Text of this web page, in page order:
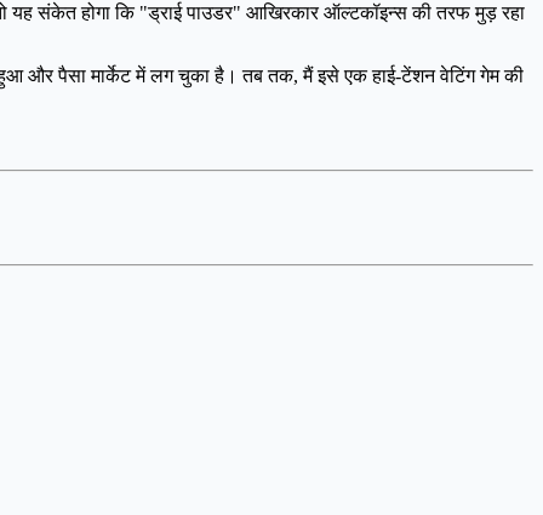
यह संकेत होगा कि "ड्राई पाउडर" आखिरकार ऑल्टकॉइन्स की तरफ मुड़ रहा
हुआ और पैसा मार्केट में लग चुका है। तब तक, मैं इसे एक हाई-टेंशन वेटिंग गेम की